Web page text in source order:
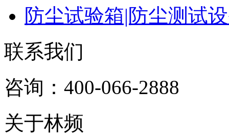
防尘试验箱|防尘测试
联系我们
咨询：400-066-2888
关于林频